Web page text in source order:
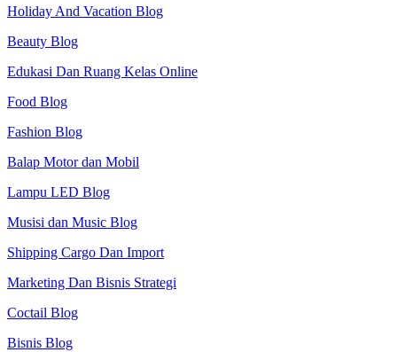
Holiday And Vacation Blog
Beauty Blog
Edukasi Dan Ruang Kelas Online
Food Blog
Fashion Blog
Balap Motor dan Mobil
Lampu LED Blog
Musisi dan Music Blog
Shipping Cargo Dan Import
Marketing Dan Bisnis Strategi
Coctail Blog
Bisnis Blog